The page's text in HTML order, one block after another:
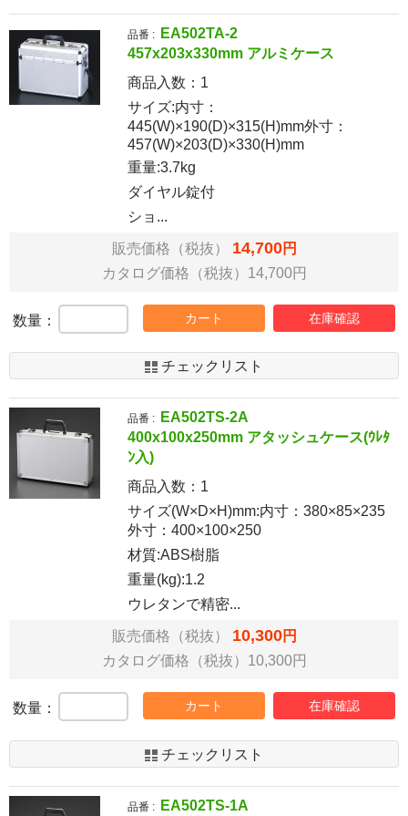
品番 :
EA502TA-2
457x203x330mm アルミケース
商品入数： 1
サイズ:内寸：
445(W)×190(D)×315(H)mm外寸：
457(W)×203(D)×330(H)mm
重量:3.7kg
ダイヤル錠付
ショ...
販売価格（税抜） 14,700円
カタログ価格（税抜）14,700円
数量： カート 在庫確認
チェックリスト
品番 :
EA502TS-2A
400x100x250mm アタッシュケース(ｳﾚﾀ
ﾝ入)
商品入数： 1
サイズ(W×D×H)mm:内寸：380×85×235
外寸：400×100×250
材質:ABS樹脂
重量(kg):1.2
ウレタンで精密...
販売価格（税抜） 10,300円
カタログ価格（税抜）10,300円
数量： カート 在庫確認
チェックリスト
品番 :
EA502TS-1A